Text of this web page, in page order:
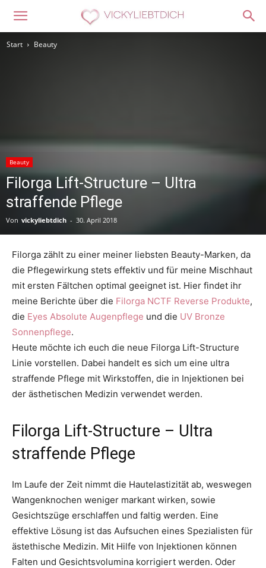
Start Beauty
Beauty
Filorga Lift-Structure – Ultra
straffende Pflege
Von vickyliebtdich - 30. April 2018
Filorga zählt zu einer meiner liebsten Beauty-Marken, da
die Pflegewirkung stets effektiv und für meine Mischhaut
mit ersten Fältchen optimal geeignet ist. Hier findet ihr
meine Berichte über die Filorga NCTF Reverse Produkte,
die Eyes Absolute Augenpflege und die UV Bronze
Sonnenpflege.
Heute möchte ich euch die neue Filorga Lift-Structure
Linie vorstellen. Dabei handelt es sich um eine ultra
straffende Pflege mit Wirkstoffen, die in Injektionen bei
der ästhetischen Medizin verwendet werden.
Filorga Lift-Structure – Ultra
straffende Pflege
Im Laufe der Zeit nimmt die Hautelastizität ab, weswegen
Wangenknochen weniger markant wirken, sowie
Gesichtszüge erschlaffen und faltig werden. Eine
effektive Lösung ist das Aufsuchen eines Spezialisten für
ästethische Medizin. Mit Hilfe von Injektionen können
Falten und Gesichtsvolumina korrigiert werden. Oder